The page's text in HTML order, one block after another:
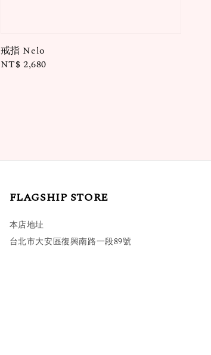
戒指 Nelo
Regular
NT$ 2,680
FLAGSHIP STORE
本店地址
台北市大安區復興南路一段89號